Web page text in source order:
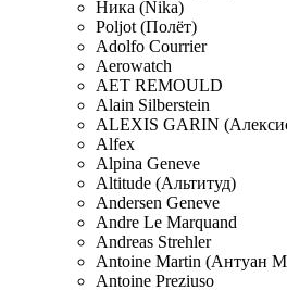
Ника (Nika)
Poljot (Полёт)
Adolfo Courrier
Aerowatch
AET REMOULD
Alain Silberstein
ALEXIS GARIN
Alfex
Alpina Geneve
Altitude (Альтитуд)
Andersen Geneve
Andre Le Marquand
Andreas Strehler
Antoine Martin (Антуан
Antoine Preziuso